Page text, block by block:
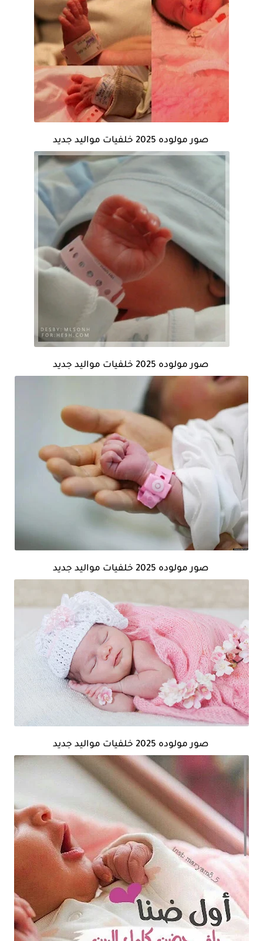
صور مولوده 2025 خلفيات مواليد جديد
صور مولوده 2025 خلفيات مواليد جديد
صور مولوده 2025 خلفيات مواليد جديد
صور مولوده 2025 خلفيات مواليد جديد